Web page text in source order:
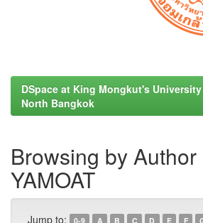
DSpace at King Mongkut's
North Bangkok
Browsing by Author
YAMOAT
Jump to: 0-9 A B C D E F